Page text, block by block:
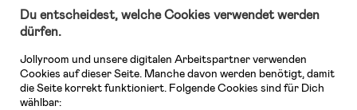
Autositze, Kinder- und Babymode, Produkte für Mütter und eine Menge
fantastischer Einrichtungsgegenstände, Spielsachen, Babyprodukte und
vieles mehr. Wir haben Produkte von bekannten Herstellern wie Britax, Maxi-
Avent, Jack Wolfskin, Cybex, LEGO und vielen mehr. Schau Dich um in
unserem vielfältigen Onlineshop für Kinder & Babys. Willkommen!
Du entscheidest, welche Cookies verwendet werden
dürfen.
Jollyroom und unsere digitalen Arbeitspartner verwenden
Cookies auf dieser Seite. Manche davon werden benötigt, damit
die Seite korrekt funktioniert. Folgende Cookies sind für Dich
wählbar: